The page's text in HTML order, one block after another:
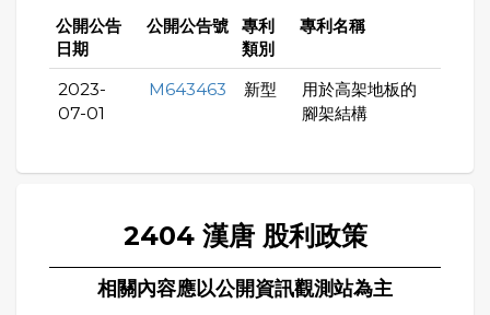
公開公告
日期
公開公告號
專利
類別
專利名稱
2023-
07-01
M643463 新型
用於高架地板的
腳架結構
2404 漢唐 股利政策
相關內容應以公開資訊觀測站為主